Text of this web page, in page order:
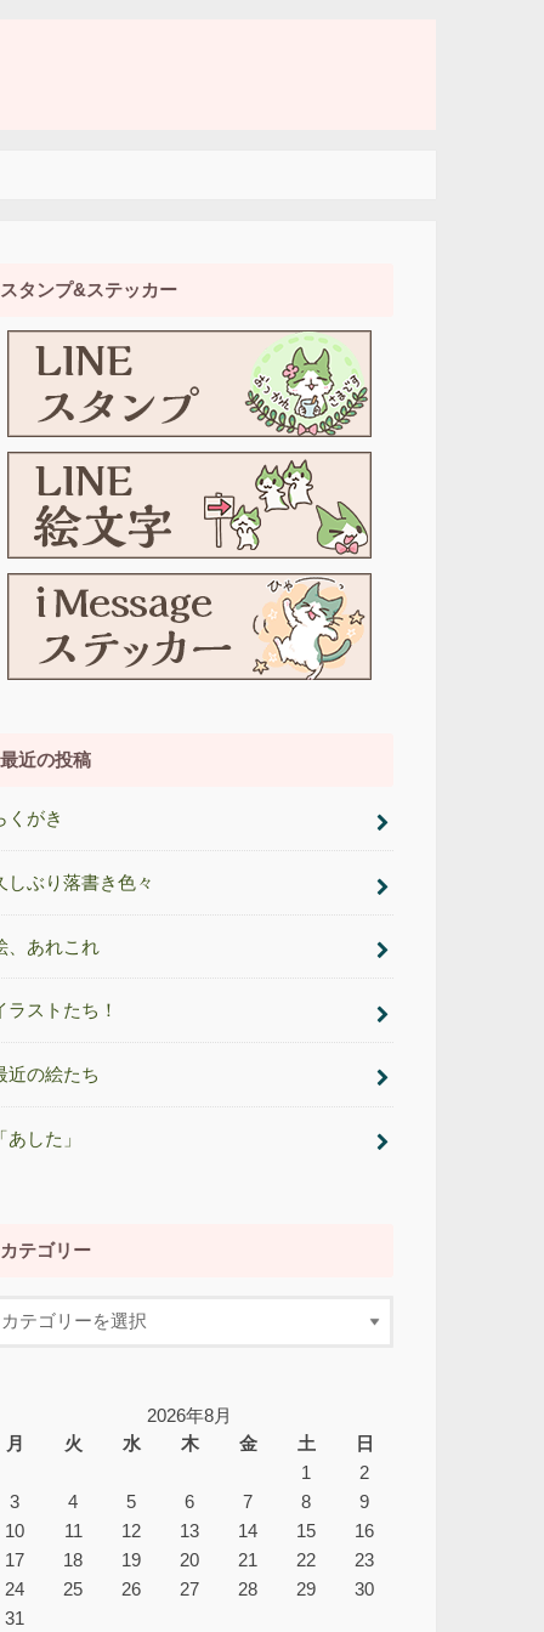
スタンプ&ステッカー
最近の投稿
くがき
しぶり落書き色々
、あれこれ
ラストたち！
近の絵たち
あした」
カテゴリー
2026年8月
月
火 水 木 金 土
日
1
2
3
4 5 6 7 8
9
10
11 12 13 14 15
16
17
18 19 20 21 22
23
24
25 26 27 28 29
30
31